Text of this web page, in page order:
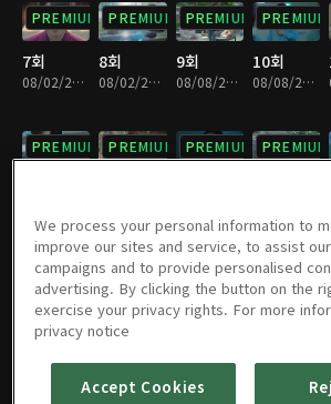
PREMIUM
7회
08/02/2018 • 29분
PREMIUM
8회
08/02/2018 • 31분
PREMIUM
9회
08/08/2018 • 31분
PREMIUM
10회
08/08/2018 • 30분
PREMIUM PREMIUM PREMIUM PREMIUM
PREMIUM
19회
08/30/2018 • 28분
PREMIUM
20회
PREMIUM
21회
PREMIUM
22회
We process your personal information to
improve our sites and service, to assist
campaigns and to provide personalised
advertising. By clicking the button on the
exercise your privacy rights. For more
privacy notice
Accept Cookies